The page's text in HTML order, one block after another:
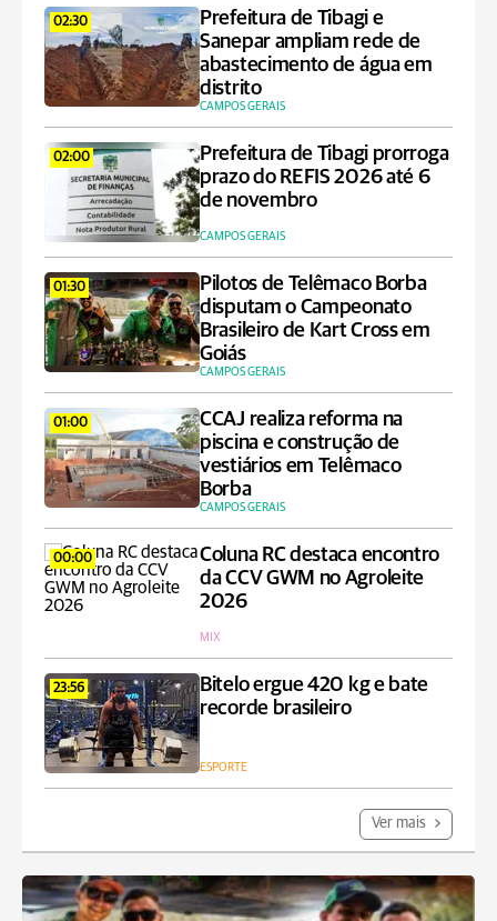
02:30
Prefeitura de Tibagi e
Sanepar ampliam rede de
abastecimento de água em
distrito
CAMPOS GERAIS
02:00
Prefeitura de Tibagi prorroga
prazo do REFIS 2026 até 6
de novembro
CAMPOS GERAIS
01:30
Pilotos de Telêmaco Borba
disputam o Campeonato
Brasileiro de Kart Cross em
Goiás
CAMPOS GERAIS
01:00
CCAJ realiza reforma na
piscina e construção de
vestiários em Telêmaco
Borba
CAMPOS GERAIS
00:00
Coluna RC destaca encontro
da CCV GWM no Agroleite
2026
MIX
23:56
Bitelo ergue 420 kg e bate
recorde brasileiro
ESPORTE
Ver mais